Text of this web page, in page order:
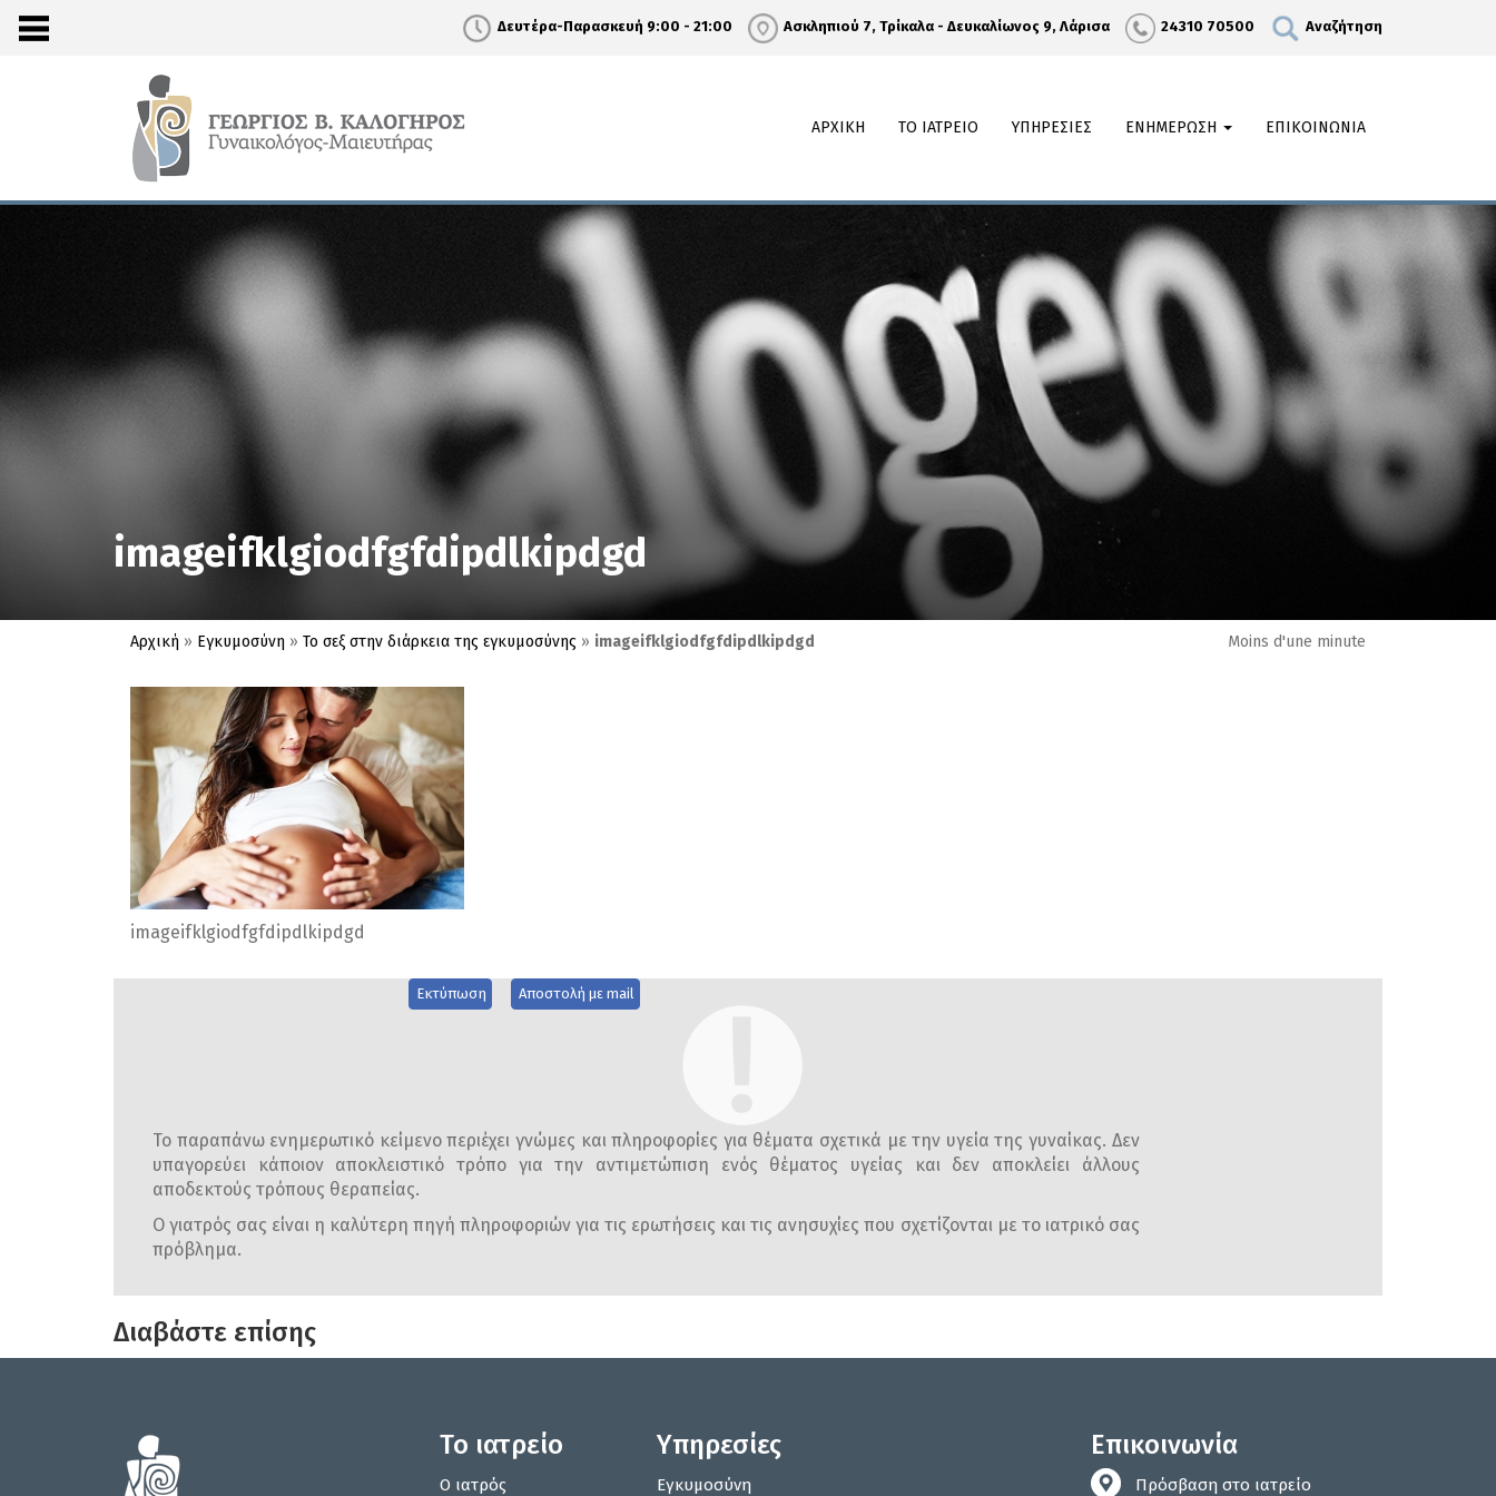
Δευτέρα-Παρασκευή 9:00 - 21:00 Ασκληπιού 7, Τρίκαλα - Δευκαλίωνος 9, Λάρισα 24310 70500 Αναζήτηση
ΑΡΧΙΚΗ ΤΟ ΙΑΤΡΕΙΟ ΥΠΗΡΕΣΙΕΣ ΕΝΗΜΕΡΩΣΗ ΕΠΙΚΟΙΝΩΝΙΑ
imageifklgiodfgfdipdlkipdgd
Αρχική » Εγκυμοσύνη » Το σεξ στην διάρκεια της εγκυμοσύνης » imageifklgiodfgfdipdlkipdgd Moins d'une minute
imageifklgiodfgfdipdlkipdgd
Εκτύπωση Αποστολή με mail
Το παραπάνω ενημερωτικό κείμενο περιέχει γνώμες και πληροφορίες για θέματα σχετικά με την υγεία της γυναίκας. Δεν
υπαγορεύει κάποιον αποκλειστικό τρόπο για την αντιμετώπιση ενός θέματος υγείας και δεν αποκλείει άλλους
αποδεκτούς τρόπους θεραπείας.
Ο γιατρός σας είναι η καλύτερη πηγή πληροφοριών για τις ερωτήσεις και τις ανησυχίες που σχετίζονται με το ιατρικό σας
πρόβλημα.
Διαβάστε επίσης
Το ιατρείο
Ο ιατρός
Υπηρεσίες
Εγκυμοσύνη
Επικοινωνία
Πρόσβαση στο ιατρείο